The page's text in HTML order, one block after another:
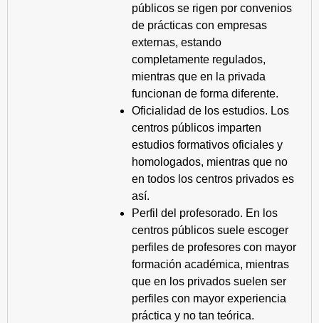
públicos se rigen por convenios
de prácticas con empresas
externas, estando
completamente regulados,
mientras que en la privada
funcionan de forma diferente.
Oficialidad de los estudios. Los
centros públicos imparten
estudios formativos oficiales y
homologados, mientras que no
en todos los centros privados es
así.
Perfil del profesorado. En los
centros públicos suele escoger
perfiles de profesores con mayor
formación académica, mientras
que en los privados suelen ser
perfiles con mayor experiencia
práctica y no tan teórica.